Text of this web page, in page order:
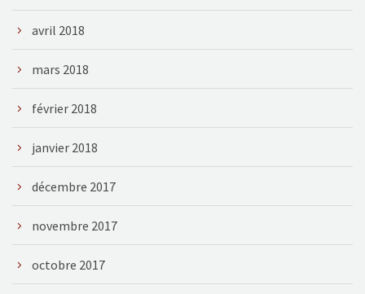
avril 2018
mars 2018
février 2018
janvier 2018
décembre 2017
novembre 2017
octobre 2017